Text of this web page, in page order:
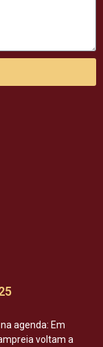
agenda: Em
voltam a